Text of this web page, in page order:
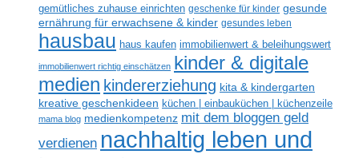
gemütliches zuhause einrichten geschenke für kinder gesunde
ernährung für erwachsene & kinder gesundes leben
hausbau haus kaufen immobilienwert & beleihungswert
immobilienwert richtig einschätzen kinder & digitale
medien kindererziehung kita & kindergarten
kreative geschenkideen küchen | einbauküchen | küchenzeile
mama blog medienkompetenz mit dem bloggen geld
verdienen nachhaltig leben und